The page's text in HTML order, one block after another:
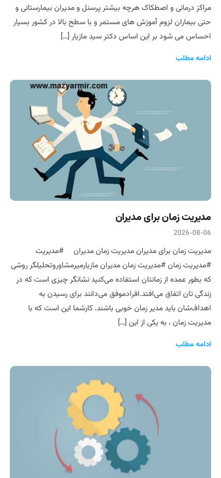
مراکز درمانی و اصطکاک هرچه بیشتر پرسنل و مدیران بیمارستانی و
حتی بیماران لزوم آموزش های مستمر و با سطح بالا در کشور بسیار
احساس می شود بر این اساس دکتر سید مازیار […]
ادامه مطلب
مدیریت زمان برای مدیران
2026-08-06
مدیریت زمان برای مدیران مدیریت زمان مدیران #مدیریت
#مدیریت زمان #مدیریت زمان مدیران مازیارمیرمشاوروتحلیلگر روشی
که بطور عمده از زمانتان استفاده می‌کنید نشانگر چیزی است که در
زندگی تان اتفاق می‌افتد.افرادموفق می‌دانند برای رسیدن به
اهداف‌شان باید مدیر زمان خوبی باشند. کارشما این است که با
مدیریت زمان ، به یکی از این […]
ادامه مطلب